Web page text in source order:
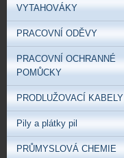
VYTAHOVÁKY
PRACOVNÍ ODĚVY
PRACOVNÍ OCHRANNÉ
POMŮCKY
PRODLUŽOVACÍ KABELY
Pily a plátky pil
PRŮMYSLOVÁ CHEMIE